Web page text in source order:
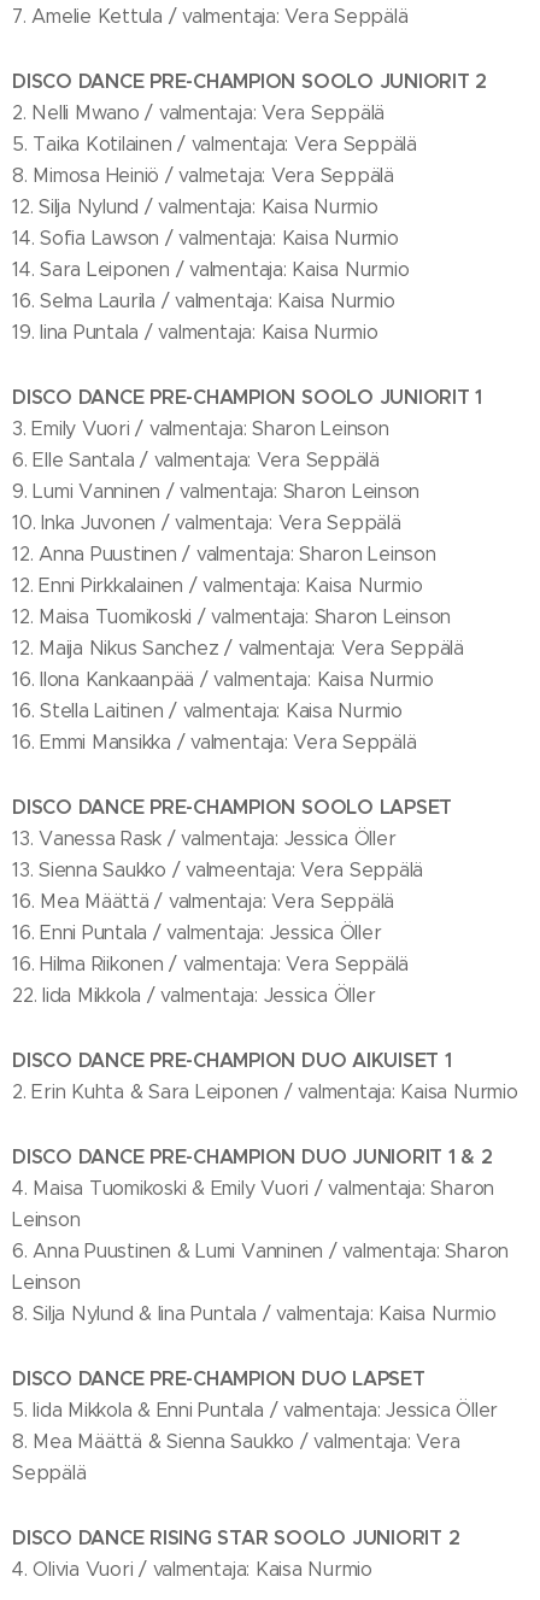
7. Amelie Kettula / valmentaja: Vera Seppälä
DISCO DANCE PRE-CHAMPION SOOLO JUNIORIT 2
2. Nelli Mwano / valmentaja: Vera Seppälä
5. Taika Kotilainen / valmentaja: Vera Seppälä
8. Mimosa Heiniö / valmetaja: Vera Seppälä
12. Silja Nylund / valmentaja: Kaisa Nurmio
14. Sofia Lawson / valmentaja: Kaisa Nurmio
14. Sara Leiponen / valmentaja: Kaisa Nurmio
16. Selma Laurila / valmentaja: Kaisa Nurmio
19. Iina Puntala / valmentaja: Kaisa Nurmio
DISCO DANCE PRE-CHAMPION SOOLO JUNIORIT 1
3. Emily Vuori / valmentaja: Sharon Leinson
6. Elle Santala / valmentaja: Vera Seppälä
9. Lumi Vanninen / valmentaja: Sharon Leinson
10. Inka Juvonen / valmentaja: Vera Seppälä
12. Anna Puustinen / valmentaja: Sharon Leinson
12. Enni Pirkkalainen / valmentaja: Kaisa Nurmio
12. Maisa Tuomikoski / valmentaja: Sharon Leinson
12. Maija Nikus Sanchez / valmentaja: Vera Seppälä
16. Ilona Kankaanpää / valmentaja: Kaisa Nurmio
16. Stella Laitinen / valmentaja: Kaisa Nurmio
16. Emmi Mansikka / valmentaja: Vera Seppälä
DISCO DANCE PRE-CHAMPION SOOLO LAPSET
13. Vanessa Rask / valmentaja: Jessica Öller
13. Sienna Saukko / valmeentaja: Vera Seppälä
16. Mea Määttä / valmentaja: Vera Seppälä
16. Enni Puntala / valmentaja: Jessica Öller
16. Hilma Riikonen / valmentaja: Vera Seppälä
22. Iida Mikkola / valmentaja: Jessica Öller
DISCO DANCE PRE-CHAMPION DUO AIKUISET 1
2. Erin Kuhta & Sara Leiponen / valmentaja: Kaisa Nurmio
DISCO DANCE PRE-CHAMPION DUO JUNIORIT 1 & 2
4. Maisa Tuomikoski & Emily Vuori / valmentaja: Sharon
Leinson
6. Anna Puustinen & Lumi Vanninen / valmentaja: Sharon
Leinson
8. Silja Nylund & Iina Puntala / valmentaja: Kaisa Nurmio
DISCO DANCE PRE-CHAMPION DUO LAPSET
5. Iida Mikkola & Enni Puntala / valmentaja: Jessica Öller
8. Mea Määttä & Sienna Saukko / valmentaja: Vera
Seppälä
DISCO DANCE RISING STAR SOOLO JUNIORIT 2
4. Olivia Vuori / valmentaja: Kaisa Nurmio